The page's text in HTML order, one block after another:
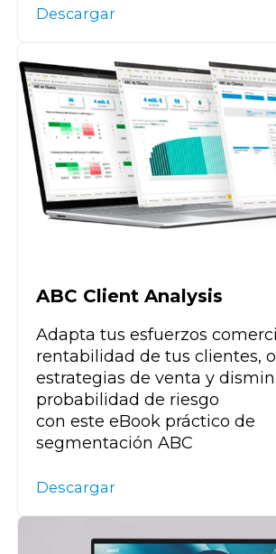
Descargar
ABC Client Analysis
Adapta tus esfuerzos
rentabilidad de tus clientes,
estrategias de venta y
probabilidad de riesgo
con este eBook práctico de
segmentación ABC
Descargar